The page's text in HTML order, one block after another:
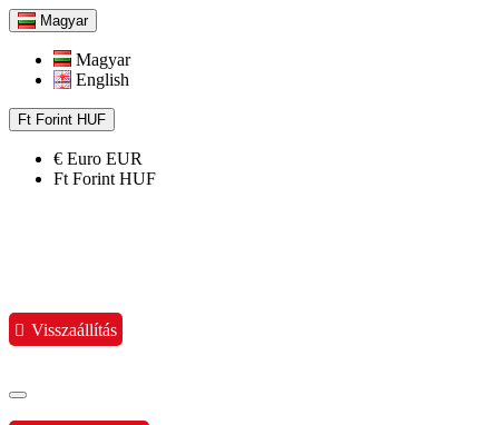
Magyar
Magyar
English
Ft Forint HUF
€ Euro EUR
Ft Forint HUF
Visszaállítás